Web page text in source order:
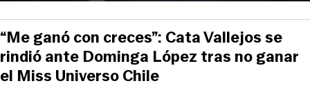
“Me ganó con creces”: Cata Vallejos se
rindió ante Dominga López tras no ganar
el Miss Universo Chile